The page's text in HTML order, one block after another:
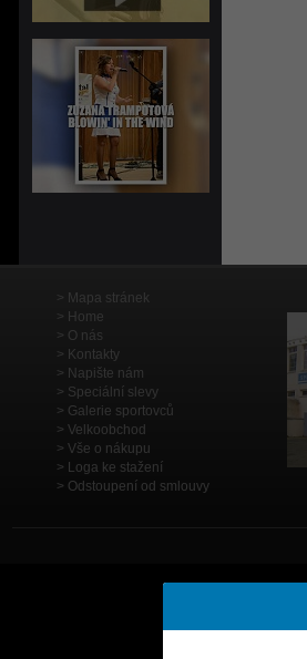
Mapa stránek
Home
O nás
Kontakty
Napište nám
Speciální slevy
Galerie sportovců
Velkoobchod
Vše o nákupu
Loga ke stažení
Odstoupení od smlouvy